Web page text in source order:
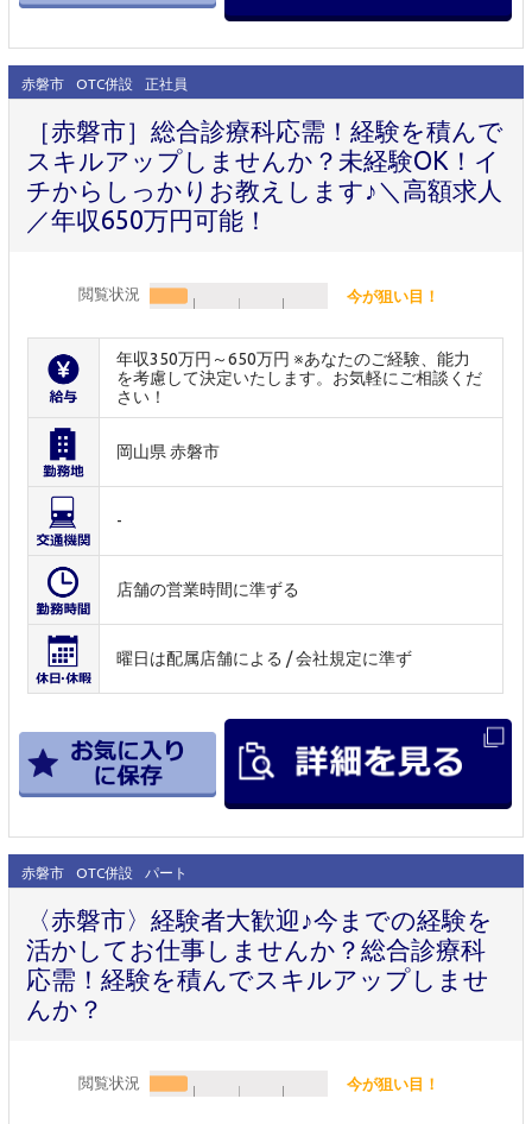
赤磐市 OTC併設 正社員
［赤磐市］総合診療科応需！経験を積んで
スキルアップしませんか？未経験OK！イ
チからしっかりお教えします♪＼高額求人
／年収650万円可能！
閲覧状況 今が狙い目！
年収350万円～650万円 ※あなたのご経験、能力
を考慮して決定いたします。お気軽にご相談くだ
さい！
岡山県 赤磐市
-
店舗の営業時間に準ずる
曜日は配属店舗による / 会社規定に準ず
赤磐市 OTC併設 パート
〈赤磐市〉経験者大歓迎♪今までの経験を
活かしてお仕事しませんか？総合診療科
応需！経験を積んでスキルアップしませ
んか？
閲覧状況 今が狙い目！